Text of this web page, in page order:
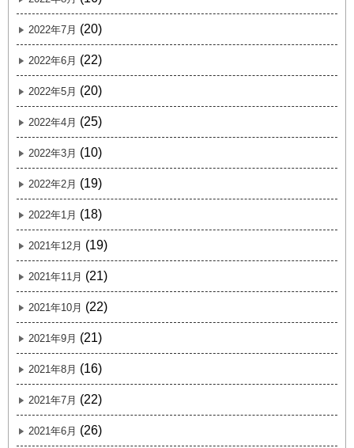
2022年7月 (20)
2022年6月 (22)
2022年5月 (20)
2022年4月 (25)
2022年3月 (10)
2022年2月 (19)
2022年1月 (18)
2021年12月 (19)
2021年11月 (21)
2021年10月 (22)
2021年9月 (21)
2021年8月 (16)
2021年7月 (22)
2021年6月 (26)